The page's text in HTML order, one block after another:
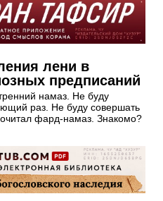
лени в
предписаний
намаз. Не буду
раз. Не буду совершать
фард-намаз. Знакомо?